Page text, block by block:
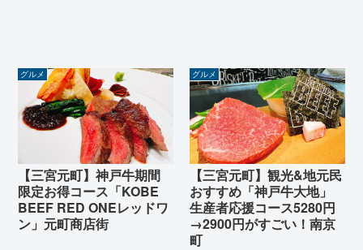
グルメ
【三宮元町】神戸牛期間
限定お得コース「KOBE
BEEF RED ONEレッドワ
ン」元町商店街
グルメ
【三宮元町】観光&地元民
おすすめ「神戸牛大地」
生産者応援コース5280円
→2900円がすごい！南京
町